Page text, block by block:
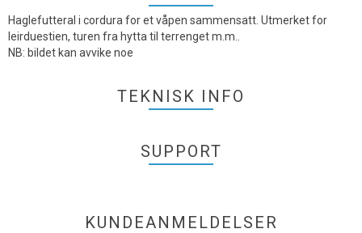
Haglefutteral i cordura for et våpen sammensatt. Utmerket for
leirduestien, turen fra hytta til terrenget m.m..
NB: bildet kan avvike noe
TEKNISK INFO
SUPPORT
KUNDEANMELDELSER